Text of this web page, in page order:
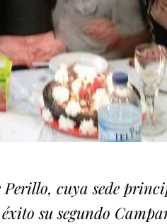
Perillo, cuya sede
su segundo